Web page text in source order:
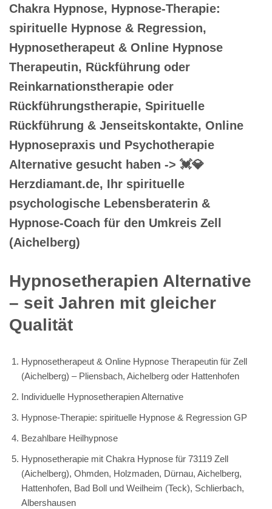
Chakra Hypnose, Hypnose-Therapie:
spirituelle Hypnose & Regression,
Hypnosetherapeut & Online Hypnose
Therapeutin, Rückführung oder
Reinkarnationstherapie oder
Rückführungstherapie, Spirituelle
Rückführung & Jenseitskontakte, Online
Hypnosepraxis und Psychotherapie
Alternative gesucht haben -> 💓️💎
Herzdiamant.de, Ihr spirituelle
psychologische Lebensberaterin &
Hypnose-Coach für den Umkreis Zell
(Aichelberg)
Hypnosetherapien Alternative
– seit Jahren mit gleicher
Qualität
Hypnosetherapeut & Online Hypnose Therapeutin für Zell
(Aichelberg) – Pliensbach, Aichelberg oder Hattenhofen
Individuelle Hypnosetherapien Alternative
Hypnose-Therapie: spirituelle Hypnose & Regression GP
Bezahlbare Heilhypnose
Hypnosetherapie mit Chakra Hypnose für 73119 Zell
(Aichelberg), Ohmden, Holzmaden, Dürnau, Aichelberg,
Hattenhofen, Bad Boll und Weilheim (Teck), Schlierbach,
Albershausen